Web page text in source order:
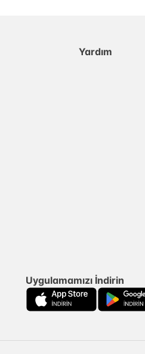
Yardım
Uygulamamızı İndirin